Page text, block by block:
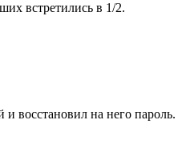
встретились в 1/2.
восстановил на него пароль.